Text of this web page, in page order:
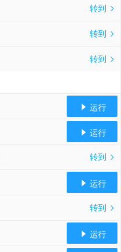
转到 
转到 
转到 
 运行
 运行
转到 
 运行
转到 
 运行